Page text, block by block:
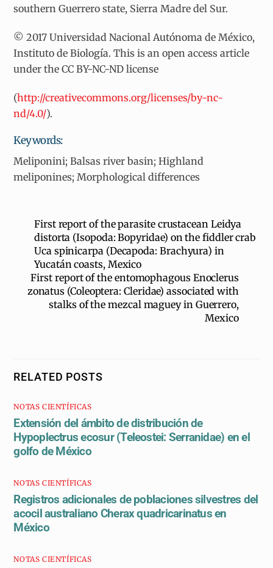
southern Guerrero state, Sierra Madre del Sur.
© 2017 Universidad Nacional Autónoma de México,
Instituto de Biología. This is an open access article
under the CC BY-NC-ND license
(http://creativecommons.org/licenses/by-nc-
nd/4.0/).
Keywords:
Meliponini; Balsas river basin; Highland
meliponines; Morphological differences
First report of the parasite crustacean Leidya
distorta (Isopoda: Bopyridae) on the fiddler crab
Uca spinicarpa (Decapoda: Brachyura) in
Yucatán coasts, Mexico
First report of the entomophagous Enoclerus
zonatus (Coleoptera: Cleridae) associated with
stalks of the mezcal maguey in Guerrero,
Mexico
RELATED POSTS
NOTAS CIENTÍFICAS
Extensión del ámbito de distribución de
Hypoplectrus ecosur (Teleostei: Serranidae) en el
golfo de México
NOTAS CIENTÍFICAS
Registros adicionales de poblaciones silvestres del
acocil australiano Cherax quadricarinatus en
México
NOTAS CIENTÍFICAS